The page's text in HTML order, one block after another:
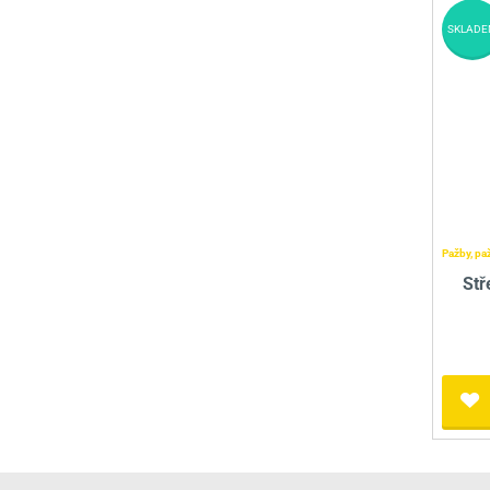
Pažby,